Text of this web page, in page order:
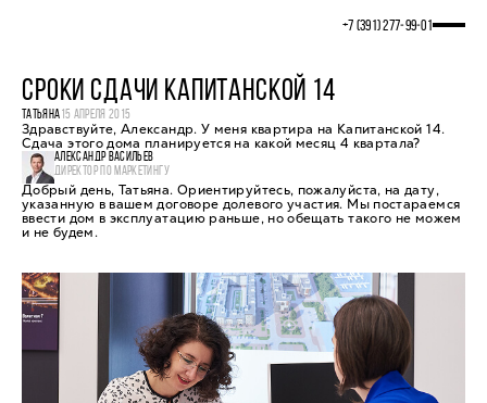
+7 (391) 277‒99‒01
СРОКИ СДАЧИ КАПИТАНСКОЙ 14
ТАТЬЯНА15 АПРЕЛЯ 2015
Здравствуйте, Александр. У меня квартира на Капитанской 14.
Сдача этого дома планируется на какой месяц 4 квартала?
АЛЕКСАНДР ВАСИЛЬЕВ
ДИРЕКТОР ПО МАРКЕТИНГУ
Добрый день, Татьяна. Ориентируйтесь, пожалуйста, на дату,
указанную в вашем договоре долевого участия. Мы постараемся
ввести дом в эксплуатацию раньше, но обещать такого не можем
и не будем.